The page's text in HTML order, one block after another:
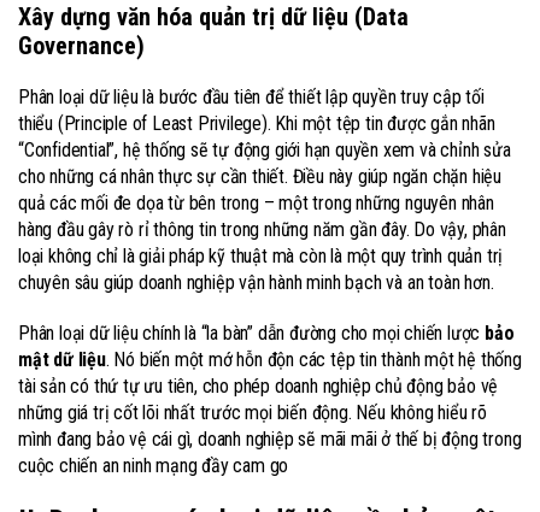
Xây dựng văn hóa quản trị dữ liệu (Data
Governance)
Phân loại dữ liệu là bước đầu tiên để thiết lập quyền truy cập tối
thiểu (Principle of Least Privilege). Khi một tệp tin được gắn nhãn
“Confidential”, hệ thống sẽ tự động giới hạn quyền xem và chỉnh sửa
cho những cá nhân thực sự cần thiết. Điều này giúp ngăn chặn hiệu
quả các mối đe dọa từ bên trong – một trong những nguyên nhân
hàng đầu gây rò rỉ thông tin trong những năm gần đây. Do vậy, phân
loại không chỉ là giải pháp kỹ thuật mà còn là một quy trình quản trị
chuyên sâu giúp doanh nghiệp vận hành minh bạch và an toàn hơn.
Phân loại dữ liệu chính là “la bàn” dẫn đường cho mọi chiến lược bảo
mật dữ liệu. Nó biến một mớ hỗn độn các tệp tin thành một hệ thống
tài sản có thứ tự ưu tiên, cho phép doanh nghiệp chủ động bảo vệ
những giá trị cốt lõi nhất trước mọi biến động. Nếu không hiểu rõ
mình đang bảo vệ cái gì, doanh nghiệp sẽ mãi mãi ở thế bị động trong
cuộc chiến an ninh mạng đầy cam go